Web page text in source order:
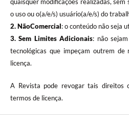
o uso ou o(a/e/s) usuário(a/e/s) do
2. NãoComercial: o conteúdo não seja
3.Sem Limites Adicionais: não
tecnológicas que impeçam outrem de
licença.
A Revista pode revogar tais direitos
termos de licença.